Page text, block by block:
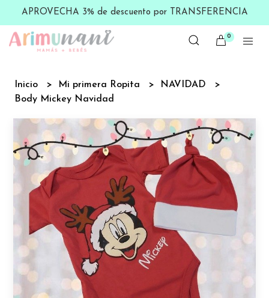
APROVECHA 3% de descuento por TRANSFERENCIA
0
Inicio Mi primera Ropita
NAVIDAD
Body Mickey Navidad